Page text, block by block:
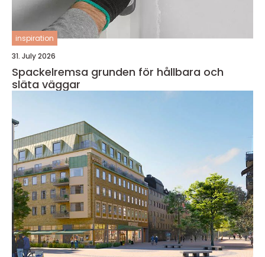
inspiration
31. July 2026
Spackelremsa grunden för hållbara och
släta väggar